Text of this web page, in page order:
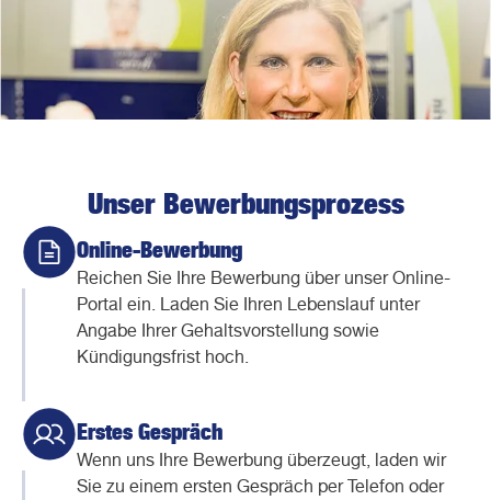
Unser Bewerbungsprozess
Online-Bewerbung
Reichen Sie Ihre Bewerbung über unser Online-
Portal ein. Laden Sie Ihren Lebenslauf unter
Angabe Ihrer Gehaltsvorstellung sowie
Kündigungsfrist hoch.
Erstes Gespräch
Wenn uns Ihre Bewerbung überzeugt, laden wir
Sie zu einem ersten Gespräch per Telefon oder